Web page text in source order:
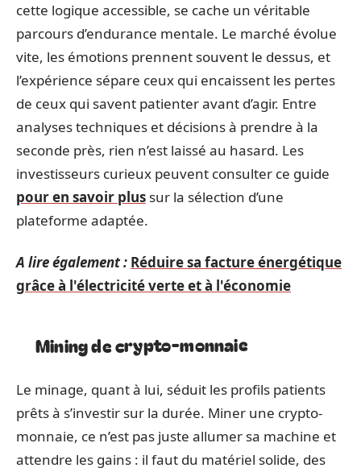
cette logique accessible, se cache un véritable
parcours d’endurance mentale. Le marché évolue
vite, les émotions prennent souvent le dessus, et
l’expérience sépare ceux qui encaissent les pertes
de ceux qui savent patienter avant d’agir. Entre
analyses techniques et décisions à prendre à la
seconde près, rien n’est laissé au hasard. Les
investisseurs curieux peuvent consulter ce guide
pour en savoir plus sur la sélection d’une
plateforme adaptée.
A lire également : Réduire sa facture énergétique
grâce à l'électricité verte et à l'économie
Mining de crypto-monnaie
Le minage, quant à lui, séduit les profils patients
prêts à s’investir sur la durée. Miner une crypto-
monnaie, ce n’est pas juste allumer sa machine et
attendre les gains : il faut du matériel solide, des